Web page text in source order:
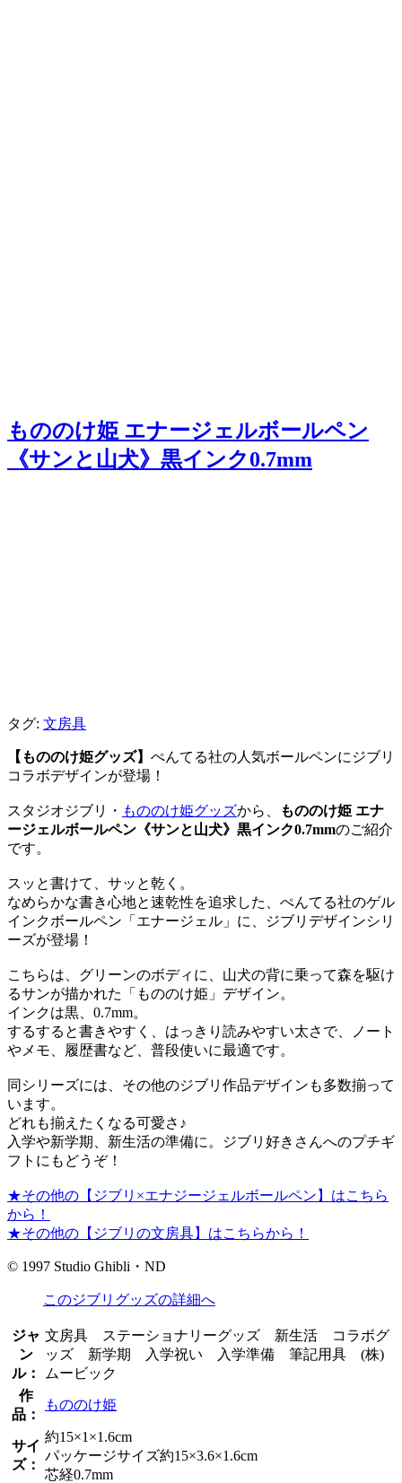
もののけ姫 エナージェルボールペン
《サンと山犬》黒インク0.7mm
タグ: 文房具
【もののけ姫グッズ】 ぺんてる社の人気ボールペンにジブリ
コラボデザインが登場！
スタジオジブリ・ もののけ姫グッズから、
もののけ姫 エナ
ージェルボールペン《サンと山犬》黒インク0.7mmのご紹介
です。
スッと書けて、サッと乾く。
なめらかな書き心地と速乾性を追求した、ぺんてる社のゲル
インクボールペン「エナージェル」に、ジブリデザインシリ
ーズが登場！
こちらは、グリーンのボディに、山犬の背に乗って森を駆け
るサンが描かれた「もののけ姫」デザイン。
インクは黒、0.7mm。
するすると書きやすく、はっきり読みやすい太さで、ノート
やメモ、履歴書など、普段使いに最適です。
同シリーズには、その他のジブリ作品デザインも多数揃って
います。
どれも揃えたくなる可愛さ♪
入学や新学期、新生活の準備に。ジブリ好きさんへのプチギ
フトにもどうぞ！
★その他の【ジブリ×エナジージェルボールペン】はこちら
から！
★その他の【ジブリの文房具】はこちらから！
© 1997 Studio Ghibli・ND
このジブリグッズの詳細へ
ジャ
ン
ル：
文房具 ステーショナリーグッズ 新生活 コラボグ
ッズ 新学期 入学祝い 入学準備 筆記用具 (株)
ムービック
作
品：
もののけ姫
サイ
ズ：
約15×1×1.6cm
パッケージサイズ約15×3.6×1.6cm
芯経0.7mm